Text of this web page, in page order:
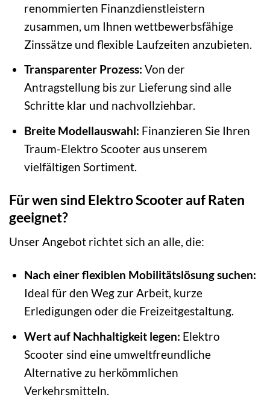
renommierten Finanzdienstleistern
zusammen, um Ihnen wettbewerbsfähige
Zinssätze und flexible Laufzeiten anzubieten.
Transparenter Prozess: Von der
Antragstellung bis zur Lieferung sind alle
Schritte klar und nachvollziehbar.
Breite Modellauswahl: Finanzieren Sie Ihren
Traum-Elektro Scooter aus unserem
vielfältigen Sortiment.
Für wen sind Elektro Scooter auf Raten
geeignet?
Unser Angebot richtet sich an alle, die:
Nach einer flexiblen Mobilitätslösung suchen:
Ideal für den Weg zur Arbeit, kurze
Erledigungen oder die Freizeitgestaltung.
Wert auf Nachhaltigkeit legen: Elektro
Scooter sind eine umweltfreundliche
Alternative zu herkömmlichen
Verkehrsmitteln.